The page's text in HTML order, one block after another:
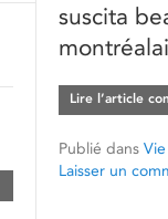
suscita
Lire l’article
Publié dans
Laisser un